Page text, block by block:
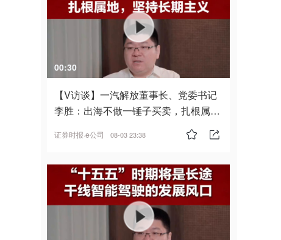
00:30
【V访谈】一汽解放董事长、党委书记
李胜：出海不做一锤子买卖，扎根属
证券时报·e公司 08-03 23:38